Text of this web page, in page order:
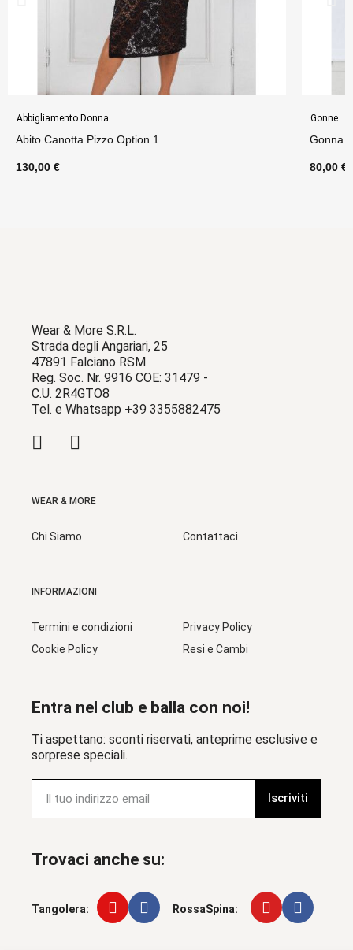
Abbigliamento Donna
Abito Canotta Pizzo Option 1
130,00 €
Gonne
Gonna
80,00 €
Wear & More S.R.L.
Strada degli Angariari, 25
47891 Falciano RSM
Reg. Soc. Nr. 9916 COE: 31479 -
C.U. 2R4GTO8
Tel. e Whatsapp +39 3355882475
WEAR & MORE
Chi Siamo Contattaci
INFORMAZIONI
Termini e condizioni
Cookie Policy
Privacy Policy
Resi e Cambi
Entra nel club e balla con noi!
Ti aspettano: sconti riservati, anteprime esclusive e
sorprese speciali.
Iscriviti
Trovaci anche su:
Tangolera: RossaSpina: